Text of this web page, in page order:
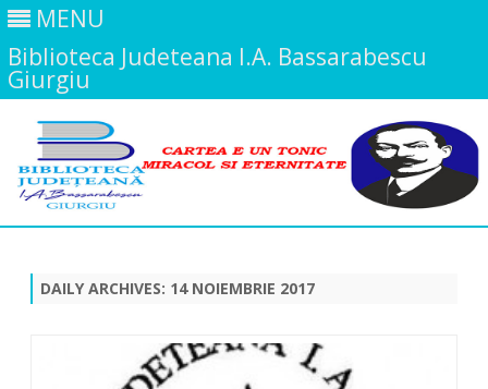
MENU
Biblioteca Judeteana I.A. Bassarabescu
Giurgiu
DAILY ARCHIVES: 14 NOIEMBRIE 2017